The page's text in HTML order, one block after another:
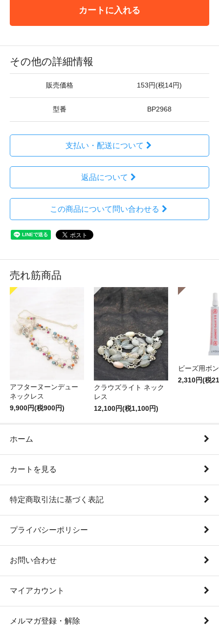
カートに入れる
その他の詳細情報
販売価格 153円(税14円)
型番 BP2968
支払い・配送について
返品について
この商品について問い合わせる
売れ筋商品
アフターヌーンデュー
ネックレス
9,900円(税900円)
クラウズライト ネック
レス
12,100円(税1,100円)
ビーズ用ボ
2,310円(税
ホーム
カートを見る
特定商取引法に基づく表記
プライバシーポリシー
お問い合わせ
マイアカウント
メルマガ登録・解除